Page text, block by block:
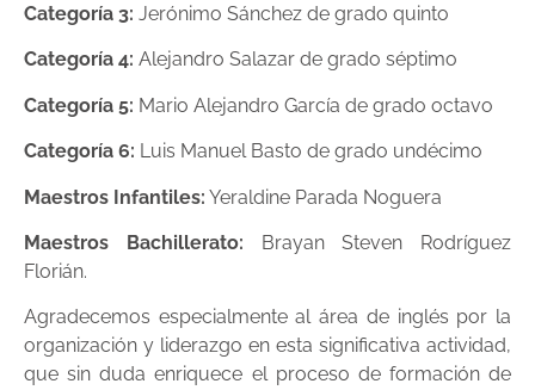
Categoría 3: Jerónimo Sánchez de grado quinto
Categoría 4: Alejandro Salazar de grado séptimo
Categoría 5: Mario Alejandro García de grado octavo
Categoría 6: Luis Manuel Basto de grado undécimo
Maestros Infantiles: Yeraldine Parada Noguera
Maestros Bachillerato: Brayan Steven Rodríguez
Florián.
Agradecemos especialmente al área de inglés por la
organización y liderazgo en esta significativa actividad,
que sin duda enriquece el proceso de formación de